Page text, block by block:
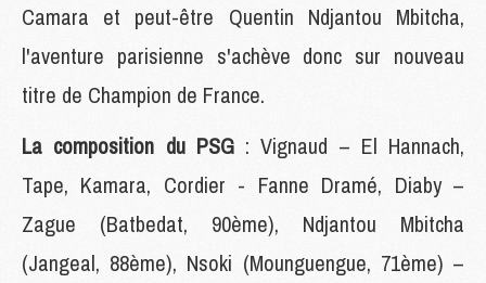
Camara et peut-être Quentin Ndjantou Mbitcha,
l'aventure parisienne s'achève donc sur nouveau
titre de Champion de France.
La composition du PSG: Vignaud – El Hannach,
Tape, Kamara, Cordier - Fanne Dramé, Diaby –
Zague (Batbedat, 90ème), Ndjantou Mbitcha
(Jangeal, 88ème), Nsoki (Mounguengue, 71ème) –